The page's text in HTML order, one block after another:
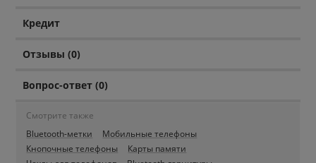
Кредит
Отзывы (0)
Вопрос-ответ (0)
Смотрите также
Bluetooth-метки
Мобильные телефоны
Кнопочные телефоны
Карты памяти